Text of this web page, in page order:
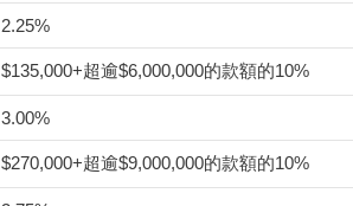
2.25%
$135,000+超逾$6,000,000的款額的10%
3.00%
$270,000+超逾$9,000,000的款額的10%